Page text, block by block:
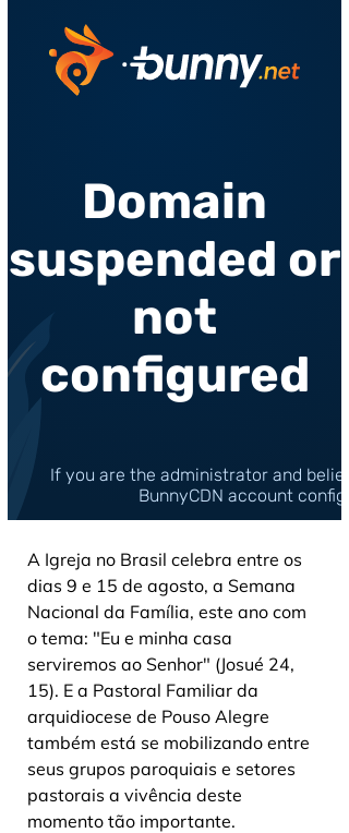
A Igreja no Brasil celebra entre os
dias 9 e 15 de agosto, a Semana
Nacional da Família, este ano com
o tema: "Eu e minha casa
serviremos ao Senhor" (Josué 24,
15). E a Pastoral Familiar da
arquidiocese de Pouso Alegre
também está se mobilizando entre
seus grupos paroquiais e setores
pastorais a vivência deste
momento tão importante.